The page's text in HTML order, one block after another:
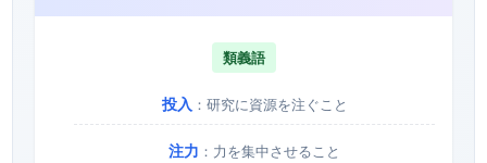
類義語
投入 ：研究に資源を注ぐこと
注力 ：力を集中させること